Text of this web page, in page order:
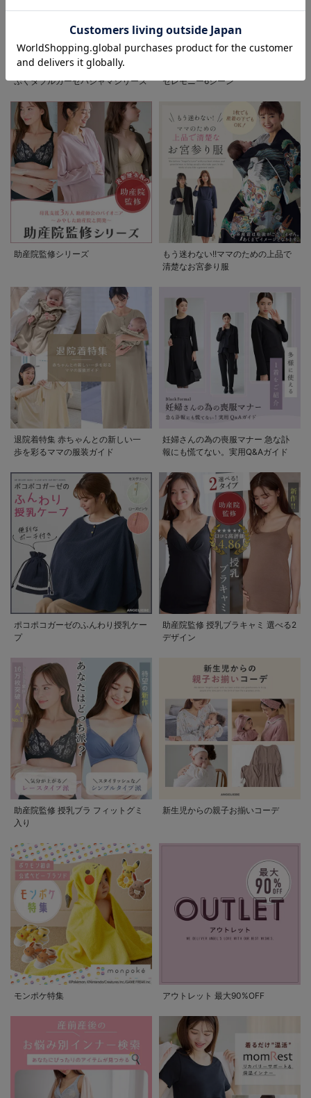
お気に入り商品を確認する
先輩ママに最も選ばれている!ぷく
ぷくダブルガーゼパジャマシリーズ
セレモニー6シーン
助産院監修シリーズ
もう迷わない!!ママのための上品で
清楚なお宮参り服
退院着特集 赤ちゃんとの新しい一
歩を彩るママの服装ガイド
妊婦さんの為の喪服マナー 急な訃
報にも慌てない。実用Q&Aガイド
ポコポコガーゼのふんわり授乳ケー
プ
助産院監修 授乳ブラキャミ 選べる2
デザイン
助産院監修 授乳ブラ フィットグミ
入り
新生児からの親子お揃いコーデ
モンポケ特集 アウトレット 最大90%OFF